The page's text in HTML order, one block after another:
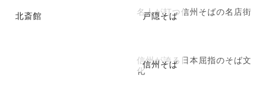
北斎館 戸隠そば
名人が打つ信州そばの名店街
信州そば
信州が誇る日本屈指のそば文
化